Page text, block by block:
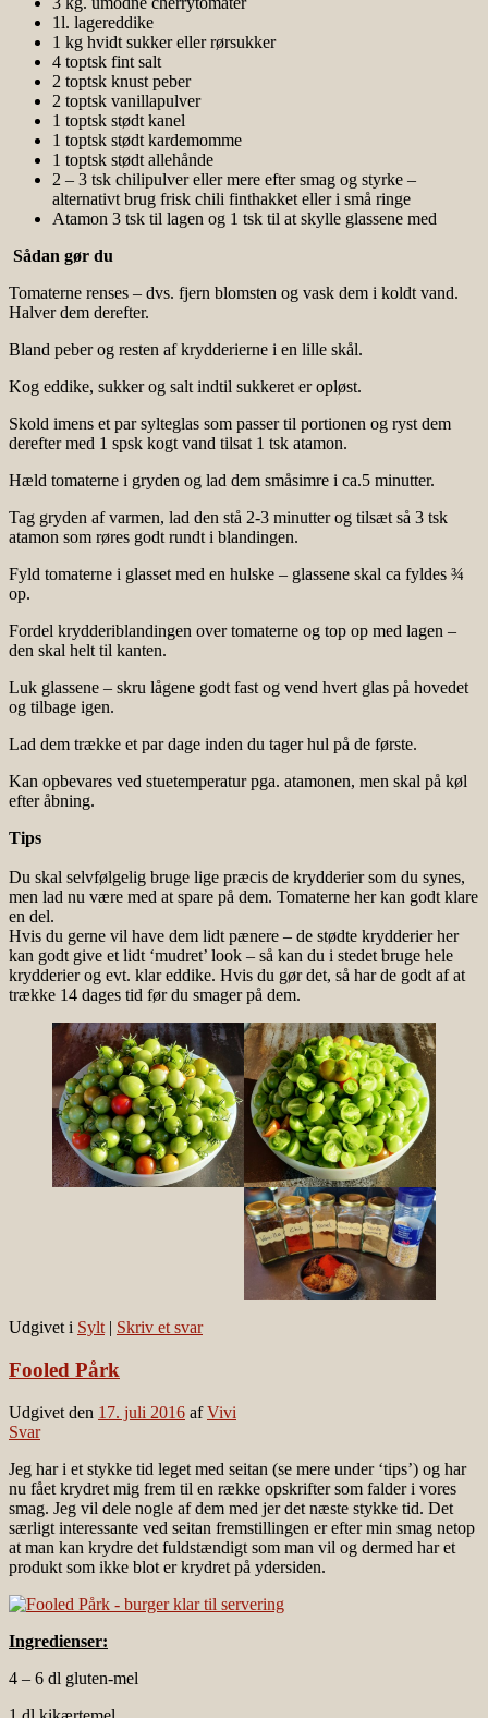
1l. lagereddike
1 kg hvidt sukker eller rørsukker
4 toptsk fint salt
2 toptsk knust peber
2 toptsk vanillapulver
1 toptsk stødt kanel
1 toptsk stødt kardemomme
1 toptsk stødt allehånde
2 – 3 tsk chilipulver eller mere efter smag og styrke –
alternativt brug frisk chili finthakket eller i små ringe
Atamon 3 tsk til lagen og 1 tsk til at skylle glassene med
Sådan gør du
Tomaterne renses – dvs. fjern blomsten og vask dem i koldt vand.
Halver dem derefter.
Bland peber og resten af krydderierne i en lille skål.
Kog eddike, sukker og salt indtil sukkeret er opløst.
Skold imens et par sylteglas som passer til portionen og ryst dem
derefter med 1 spsk kogt vand tilsat 1 tsk atamon.
Hæld tomaterne i gryden og lad dem småsimre i ca.5 minutter.
Tag gryden af varmen, lad den stå 2-3 minutter og tilsæt så 3 tsk
atamon som røres godt rundt i blandingen.
Fyld tomaterne i glasset med en hulske – glassene skal ca fyldes ¾
op.
Fordel krydderiblandingen over tomaterne og top op med lagen –
den skal helt til kanten.
Luk glassene – skru lågene godt fast og vend hvert glas på hovedet
og tilbage igen.
Lad dem trække et par dage inden du tager hul på de første.
Kan opbevares ved stuetemperatur pga. atamonen, men skal på køl
efter åbning.
Tips
Du skal selvfølgelig bruge lige præcis de krydderier som du synes,
men lad nu være med at spare på dem. Tomaterne her kan godt klare
en del.
Hvis du gerne vil have dem lidt pænere – de stødte krydderier her
kan godt give et lidt ‘mudret’ look – så kan du i stedet bruge hele
krydderier og evt. klar eddike. Hvis du gør det, så har de godt af at
trække 14 dages tid før du smager på dem.
Udgivet i Sylt | Skriv et svar
Fooled Pårk
Udgivet den 17. juli 2016 afVivi
Svar
Jeg har i et stykke tid leget med seitan (se mere under ‘tips’) og har
nu fået krydret mig frem til en række opskrifter som falder i vores
smag. Jeg vil dele nogle af dem med jer det næste stykke tid. Det
særligt interessante ved seitan fremstillingen er efter min smag netop
at man kan krydre det fuldstændigt som man vil og dermed har et
produkt som ikke blot er krydret på ydersiden.
Ingredienser:
4 – 6 dl gluten-mel